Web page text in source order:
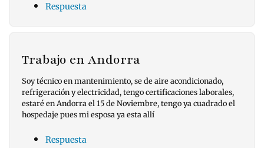
Respuesta
Trabajo en Andorra
Soy técnico en mantenimiento, se de aire acondicionado,
refrigeración y electricidad, tengo certificaciones laborales,
estaré en Andorra el 15 de Noviembre, tengo ya cuadrado el
hospedaje pues mi esposa ya esta allí
Respuesta